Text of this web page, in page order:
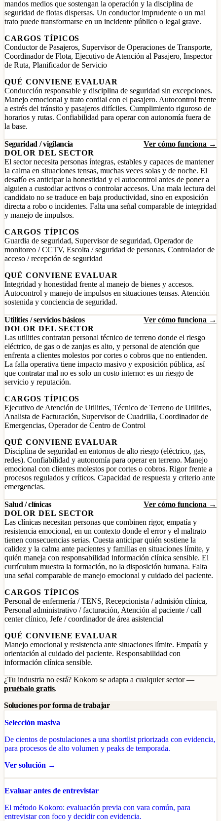
mandos medios que sostengan la operación y la disciplina de
seguridad de flotas dispersas. Un conductor imprudente o un mal
trato puede transformarse en un incidente público o legal grave.
CARGOS TÍPICOS
Conductor de Pasajeros, Supervisor de Operaciones de Transporte,
Coordinador de Flota, Ejecutivo de Atención al Pasajero, Inspector
de Ruta, Planificador de Servicio
QUÉ CONVIENE EVALUAR
Conducción responsable y disciplina de seguridad sin excepciones.
Manejo emocional y trato cordial con el pasajero. Autocontrol frente
a estrés del tránsito y pasajeros difíciles. Cumplimiento riguroso de
horarios y rutas. Confiabilidad para operar con autonomía fuera de
la base.
Seguridad / vigilancia
Ver cómo funciona →
DOLOR DEL SECTOR
El sector necesita personas íntegras, estables y capaces de mantener
la calma en situaciones tensas, muchas veces solas y de noche. El
desafío es anticipar la honestidad y el autocontrol antes de poner a
alguien a custodiar activos o controlar accesos. Una mala lectura del
candidato no se traduce en baja productividad, sino en exposición
directa a robo o incidentes. Falta una señal comparable de integridad
y manejo de impulsos.
CARGOS TÍPICOS
Guardia de seguridad, Supervisor de seguridad, Operador de
monitoreo / CCTV, Escolta / seguridad de personas, Controlador de
acceso / recepción de seguridad
QUÉ CONVIENE EVALUAR
Integridad y honestidad frente al manejo de bienes y accesos.
Autocontrol y manejo de impulsos en situaciones tensas. Atención
sostenida y conciencia de seguridad.
Utilities / servicios básicos
Ver cómo funciona →
DOLOR DEL SECTOR
Las utilities contratan personal técnico de terreno donde el riesgo
eléctrico, de gas o de zanjas es alto, y personal de atención que
enfrenta a clientes molestos por cortes o cobros que no entienden.
La falla operativa tiene impacto masivo y exposición pública, así
que contratar mal no es solo un costo interno: es un riesgo de
servicio y reputación.
CARGOS TÍPICOS
Ejecutivo de Atención de Utilities, Técnico de Terreno de Utilities,
Analista de Facturación, Supervisor de Cuadrilla, Coordinador de
Emergencias, Operador de Centro de Control
QUÉ CONVIENE EVALUAR
Disciplina de seguridad en entornos de alto riesgo (eléctrico, gas,
redes). Confiabilidad y autonomía para operar en terreno. Manejo
emocional con clientes molestos por cortes o cobros. Rigor frente a
procesos regulados y críticos. Capacidad de respuesta y criterio ante
emergencias.
Salud / clínicas
Ver cómo funciona →
DOLOR DEL SECTOR
Las clínicas necesitan personas que combinen rigor, empatía y
resistencia emocional, en un contexto donde el error y el maltrato
tienen consecuencias serias. Cuesta anticipar quién sostiene la
calidez y la calma ante pacientes y familias en situaciones límite, y
quién maneja con responsabilidad información clínica sensible. El
currículum muestra la formación, no la disposición humana. Falta
una señal comparable de manejo emocional y cuidado del paciente.
CARGOS TÍPICOS
Personal de enfermería / TENS, Recepcionista / admisión clínica,
Personal administrativo / facturación, Atención al paciente / call
center clínico, Jefe / coordinador de área asistencial
QUÉ CONVIENE EVALUAR
Manejo emocional y resistencia ante situaciones límite. Empatía y
orientación al cuidado del paciente. Responsabilidad con
información clínica sensible.
¿Tu industria no está? Kokoro se adapta a cualquier sector —
pruébalo gratis.
Soluciones por forma de trabajar
Selección masiva
De cientos de postulaciones a una shortlist priorizada con evidencia,
para procesos de alto volumen y peaks de temporada.
Ver solución →
Evaluar antes de entrevistar
El método Kokoro: evaluación previa con vara común, para
entrevistar con foco y decidir con evidencia.